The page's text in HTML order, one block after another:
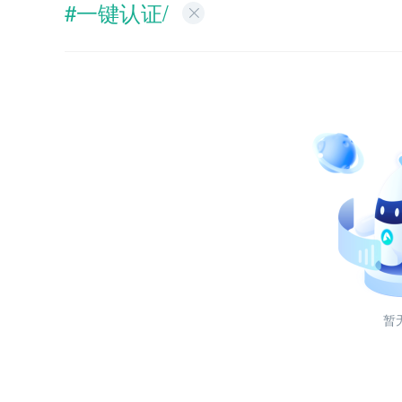
#一键认证/
暂